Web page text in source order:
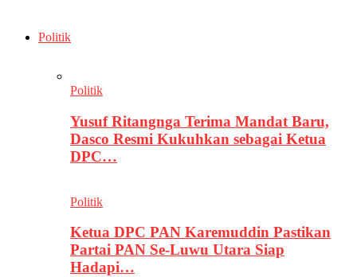
Politik
Politik
Yusuf Ritangnga Terima Mandat Baru,
Dasco Resmi Kukuhkan sebagai Ketua
DPC…
Politik
Ketua DPC PAN Karemuddin Pastikan
Partai PAN Se-Luwu Utara Siap
Hadapi…